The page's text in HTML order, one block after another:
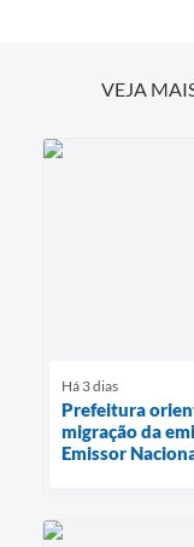
VEJA
Há 3 dias
Prefeitura
migração da
Emissor